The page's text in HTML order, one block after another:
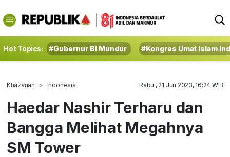
Hot Topics: #Gubernur BI Mundur #Kongres Umat Islam
Khazanah Indonesia Rabu , 21 Jun 2023, 16:24 WIB
Haedar Nashir Terharu dan
Bangga Melihat Megahnya
SM Tower